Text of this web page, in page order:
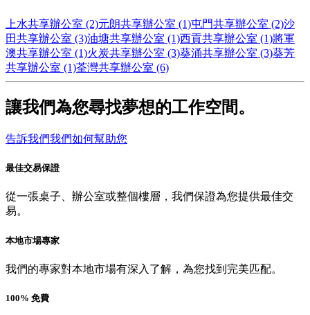
上水共享辦公室 (2)元朗共享辦公室 (1)屯門共享辦公室 (2)沙
田共享辦公室 (3)油塘共享辦公室 (1)西貢共享辦公室 (1)將軍
澳共享辦公室 (1)火炭共享辦公室 (3)葵涌共享辦公室 (3)葵芳
共享辦公室 (1)荃灣共享辦公室 (6)
讓我們為您尋找夢想的工作空間。
告訴我們我們如何幫助您
最佳交易保證
從一張桌子、辦公室或整個樓層，我們保證為您提供最佳交
易。
本地市場專家
我們的專家對本地市場有深入了解，為您找到完美匹配。
100% 免費